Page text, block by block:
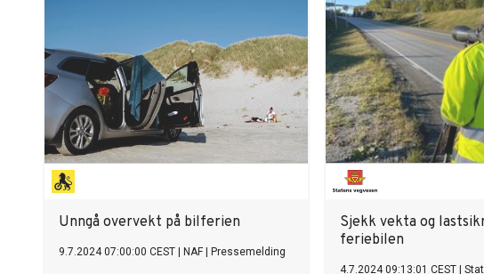
Unngå overvekt på bilferien
9.7.2024 07:00:00 CEST NAF Pressemelding
Sjekk vekta og
feriebilen
4.7.2024 09:13:01 CEST